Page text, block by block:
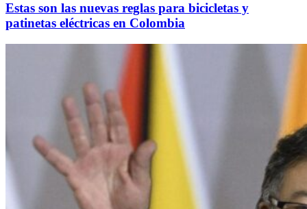
Estas son las nuevas reglas para bicicletas y
patinetas eléctricas en Colombia